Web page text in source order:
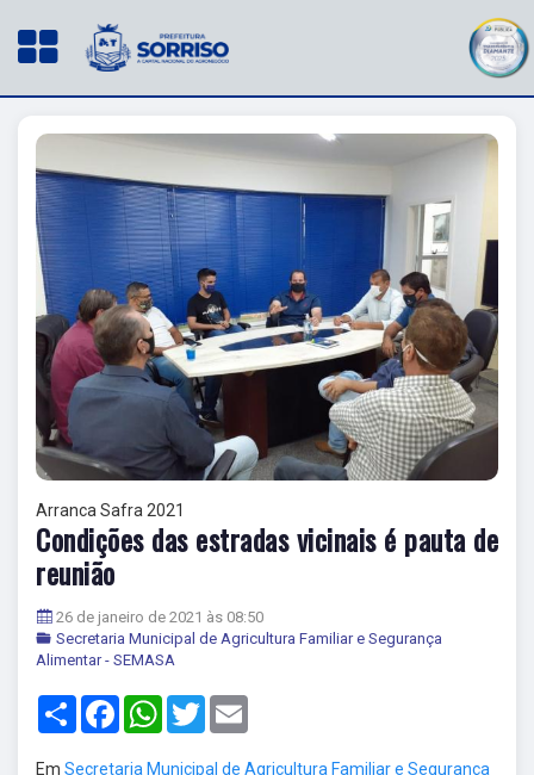
Arranca Safra 2021
Condições das estradas vicinais é pauta de
reunião
26 de janeiro de 2021 às 08:50
Secretaria Municipal de Agricultura Familiar e Segurança
Alimentar - SEMASA
Share FacebookWhatsApp
Twitter
Em Secretaria Municipal de Agricultura Familiar e Segurança